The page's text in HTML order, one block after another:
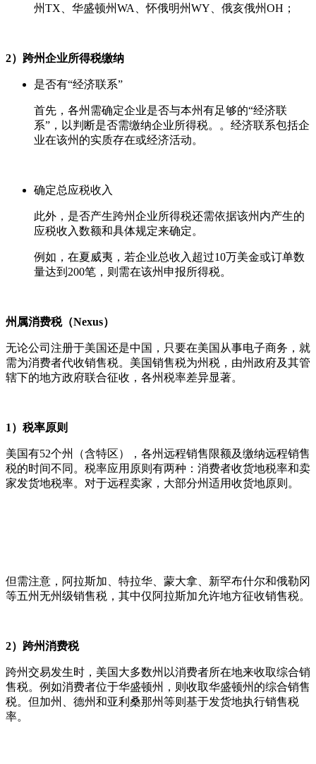
州TX、华盛顿州WA、怀俄明州WY、俄亥俄州OH；
2）跨州企业所得税缴纳
是否有“经济联系”
首先，各州需确定企业是否与本州有足够的“经济联
系”，以判断是否需缴纳企业所得税。。经济联系包括企
业在该州的实质存在或经济活动。
确定总应税收入
此外，是否产生跨州企业所得税还需依据该州内产生的
应税收入数额和具体规定来确定。
例如，在夏威夷，若企业总收入超过10万美金或订单数
量达到200笔，则需在该州申报所得税。
州属消费税（Nexus）
无论公司注册于美国还是中国，只要在美国从事电子商务，就
需为消费者代收销售税。美国销售税为州税，由州政府及其管
辖下的地方政府联合征收，各州税率差异显著。
1）税率原则
美国有52个州（含特区），各州远程销售限额及缴纳远程销售
税的时间不同。税率应用原则有两种：消费者收货地税率和卖
家发货地税率。对于远程卖家，大部分州适用收货地原则。
但需注意，阿拉斯加、特拉华、蒙大拿、新罕布什尔和俄勒冈
等五州无州级销售税，其中仅阿拉斯加允许地方征收销售税。
2）跨州消费税
跨州交易发生时，美国大多数州以消费者所在地来收取综合销
售税。例如消费者位于华盛顿州，则收取华盛顿州的综合销售
税。但加州、德州和亚利桑那州等则基于发货地执行销售税
率。